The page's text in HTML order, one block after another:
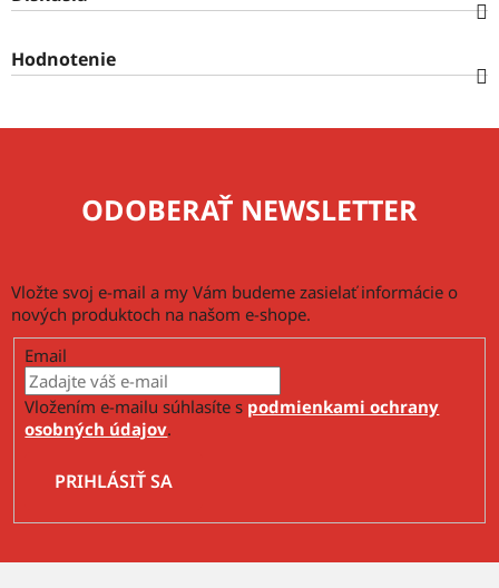
Hodnotenie
ODOBERAŤ NEWSLETTER
Vložte svoj e-mail a my Vám budeme zasielať informácie o
nových produktoch na našom e-shope.
Email
Vložením e-mailu súhlasíte s podmienkami ochrany
osobných údajov.
PRIHLÁSIŤ SA